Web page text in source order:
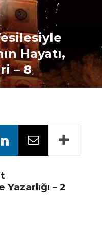
Hayatı,
– 8
Yazarlığı – 2